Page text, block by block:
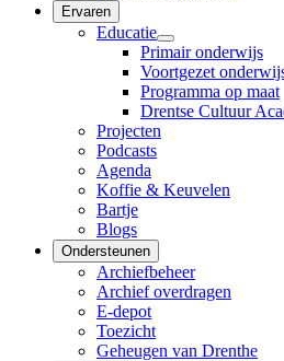
Ervaren
Educatie
Primair onderwijs
Voortgezet
Programma op maat
Drentse Cultuur
Projecten
Podcasts
Agenda
Koffie & Keuvelen
Bartje
Blogs
Ondersteunen
Archiefbeheer
Archief overdragen
E-depot
Toezicht
Geheugen van Drenthe